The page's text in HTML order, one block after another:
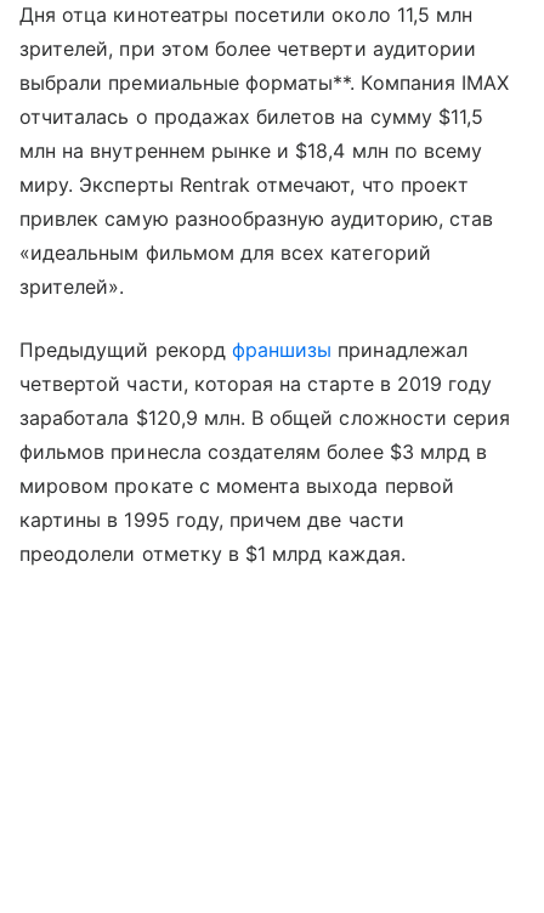
Дня отца кинотеатры посетили около 11,5 млн
зрителей, при этом более четверти аудитории
выбрали премиальные форматы**. Компания IMAX
отчиталась о продажах билетов на сумму $11,5
млн на внутреннем рынке и $18,4 млн по всему
миру. Эксперты Rentrak отмечают, что проект
привлек самую разнообразную аудиторию, став
«идеальным фильмом для всех категорий
зрителей».
Предыдущий рекорд франшизы принадлежал
четвертой части, которая на старте в 2019 году
заработала $120,9 млн. В общей сложности серия
фильмов принесла создателям более $3 млрд в
мировом прокате с момента выхода первой
картины в 1995 году, причем две части
преодолели отметку в $1 млрд каждая.